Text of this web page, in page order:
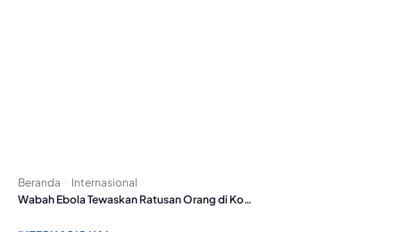
Beranda
Internasional
Wabah Ebola Tewaskan Ratusan Orang di Kongo, Virus…